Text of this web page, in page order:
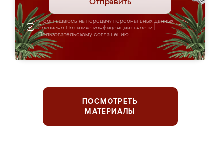
Отправить
Я соглашаюсь на передачу персональных данных
согласно Политике конфиденциальности
Пользовательскому соглашению
ПОСМОТРЕТЬ
МАТЕРИАЛЫ